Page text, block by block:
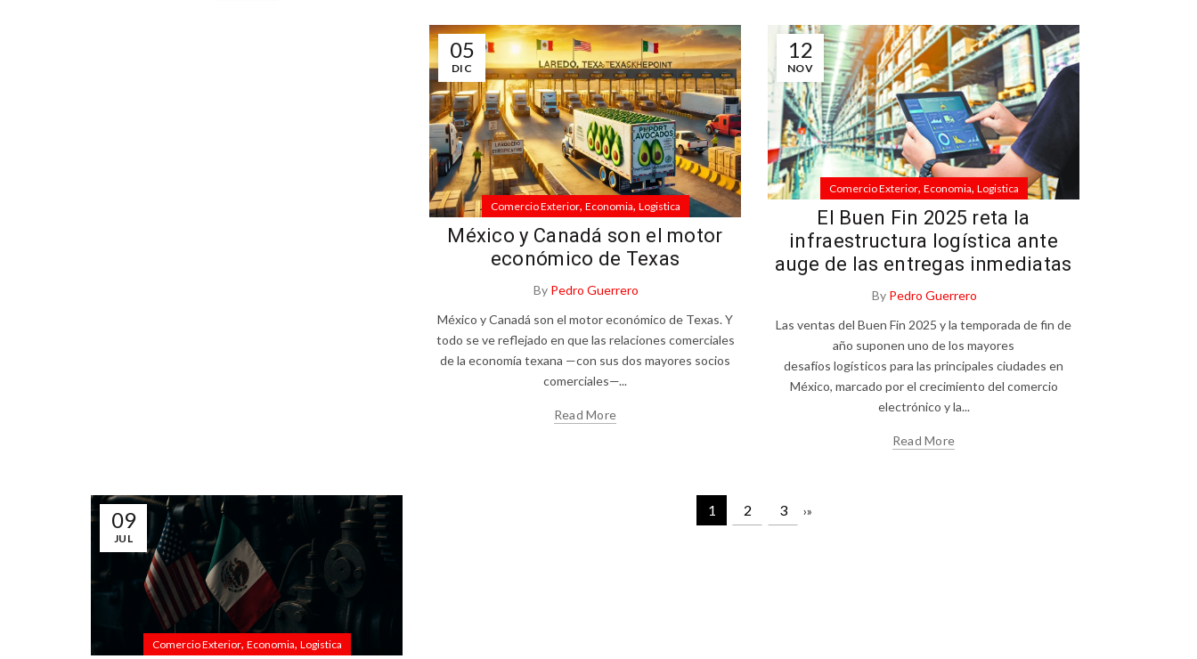
05
DIC
Comercio Exterior, Economia, Logistica
México y Canadá son el motor
económico de Texas
By Pedro Guerrero
México y Canadá son el motor económico de Texas. Y
todo se ve reflejado en que las relaciones comerciales
de la economía texana —con sus dos mayores socios
comerciales—...
Read More
12
NOV
Comercio Exterior, Economia, Logistica
El Buen Fin 2025 reta la
infraestructura logística ante
auge de las entregas inmediatas
By Pedro Guerrero
Las ventas del Buen Fin 2025 y la temporada de fin de
año suponen uno de los mayores
desafíos logísticos para las principales ciudades en
México, marcado por el crecimiento del comercio
electrónico y la...
Read More
09
JUL
Comercio Exterior, Economia, Logistica
1 2 3 ›»